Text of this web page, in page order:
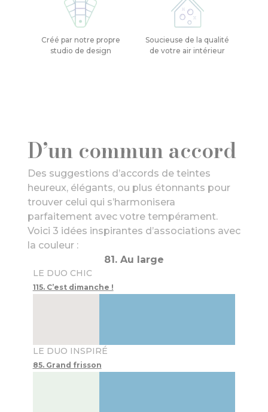
Créé par notre propre
studio de design
Soucieuse de la qualité
de votre air intérieur
D’un commun accord
Des suggestions d’accords de teintes
heureux, élégants, ou plus étonnants pour
trouver celui qui s’harmonisera
parfaitement avec votre tempérament.
Voici 3 idées inspirantes d’associations avec
la couleur :
81. Au large
LE DUO CHIC
115. C’est dimanche !
LE DUO INSPIRÉ
85. Grand frisson